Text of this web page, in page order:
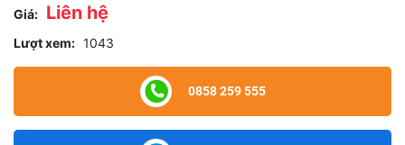
Giá: Liên hệ
Lượt xem: 1043
0858 259 555